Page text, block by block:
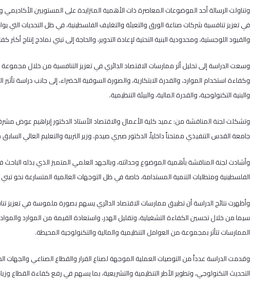
وتناولت الرسالة أحد الموضوعات المعاصرة ذات الأهمية المتزايدة على المستويين
في تعزيز تنافسية شركات صناعة الورق والتعبئة والتغليف الفلسطينية، في ظل التحديات التي
والقيود اللوجستية، ومحدودية البنية التحتية لإعادة التدوير، والحاجة إلى تبني نماذج إنتاج أكثر
وسعت الدراسة إلى تحليل أثر ممارسات الاقتصاد الدائري في تعزيز التنافسية من خلال
وكفاءة استخدام الموارد، والقدرة الابتكارية، والصورة السوقية الخضراء، إلى جانب دراسة
والبنية التكنولوجية، والقدرة المالية، والبيئة التنظيمية.
وتشكلت لجنة المناقشة من: عميد كلية الأعمال والاقتصاد الأستاذ الدكتور إبراهيم عوض
جامعة القدس التنفيذي ممتحناً داخلياً، الدكتور صبري صيدم، وزير التربية والتعليم العالي السابق
وأشادت لجنة المناقشة بأهمية الموضوع وحداثته، وبالجهد العلمي المتميز الذي بذله الباحث
الفلسطينية ومتطلبات التنمية المستدامة، خاصة في ظل التوجهات العالمية المتسارعة نحو تبني
وأظهرت نتائج الدراسة أن تطبيق ممارسات الاقتصاد الدائري يسهم بصورة ملموسة في تعزيز
سيما من خلال تحسين الكفاءة التشغيلية، وتقليل الهدر، واستعادة القيمة من الموارد
الممارسات تتأثر بمجموعة من العوامل التنظيمية والمالية والتكنولوجية المحيطة.
وقدمت الدراسة عدداً من التوصيات العملية الموجهة لصناع القرار والقطاع الصناعي والجهات
التحديث التكنولوجي، وتطوير الأطر التنظيمية والتشريعية، بما يسهم في رفع كفاءة القطاع